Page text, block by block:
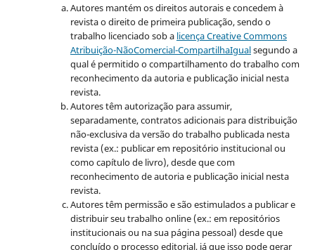
Autores mantém os direitos autorais e concedem à
revista o direito de primeira publicação, sendo o
trabalho licenciado sob a licença Creative Commons
Atribuição-NãoComercial-CompartilhaIgualsegundo a
qual é permitido o compartilhamento do trabalho com
reconhecimento da autoria e publicação inicial nesta
revista.
Autores têm autorização para assumir,
separadamente, contratos adicionais para distribuição
não-exclusiva da versão do trabalho publicada nesta
revista (ex.: publicar em repositório institucional ou
como capítulo de livro), desde que com
reconhecimento de autoria e publicação inicial nesta
revista.
Autores têm permissão e são estimulados a publicar e
distribuir seu trabalho online (ex.: em repositórios
institucionais ou na sua página pessoal) desde que
concluído o processo editorial, já que isso pode gerar